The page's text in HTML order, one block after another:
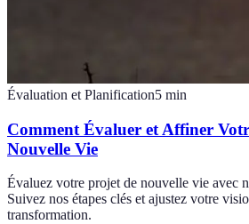
Évaluation et Planification5 min
Comment Évaluer et Affiner
Nouvelle Vie
Évaluez votre projet de nouvelle vie avec
Suivez nos étapes clés et ajustez votre
transformation.